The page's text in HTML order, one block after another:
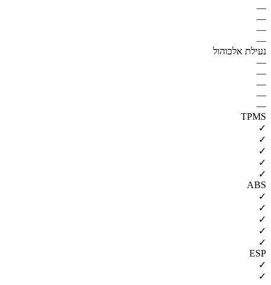
—
—
—
—
נעילת אלכוהול
—
—
—
—
—
TPMS
✓
✓
✓
✓
✓
ABS
✓
✓
✓
✓
✓
ESP
✓
✓